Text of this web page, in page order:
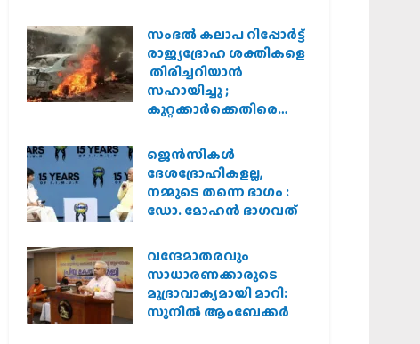
സംഭൽ കലാപ റിപ്പോർട്ട്
രാജ്യദ്രോഹ ശക്തികളെ
തിരിച്ചറിയാൻ
സഹായിച്ചു ;
കുറ്റക്കാർക്കെതിരെ
വേണമെന്ന് വിശ്വഹിന്ദു
പരിഷത്ത്
ജെന്‍സികള്‍
ദേശദ്രോഹികളല്ല,
നമ്മുടെ തന്നെ ഭാഗം :
ഡോ. മോഹന്‍ ഭാഗവത്
വന്ദേമാതരവും
സാധാരണക്കാരുടെ
മുദ്രാവാക്യമായി മാറി:
സുനിൽ ആംബേക്കർ